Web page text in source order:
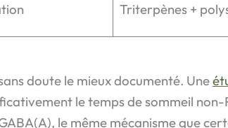
Triterpènes +
doute le mieux documenté. Une
le temps de sommeil non-
le même mécanisme que